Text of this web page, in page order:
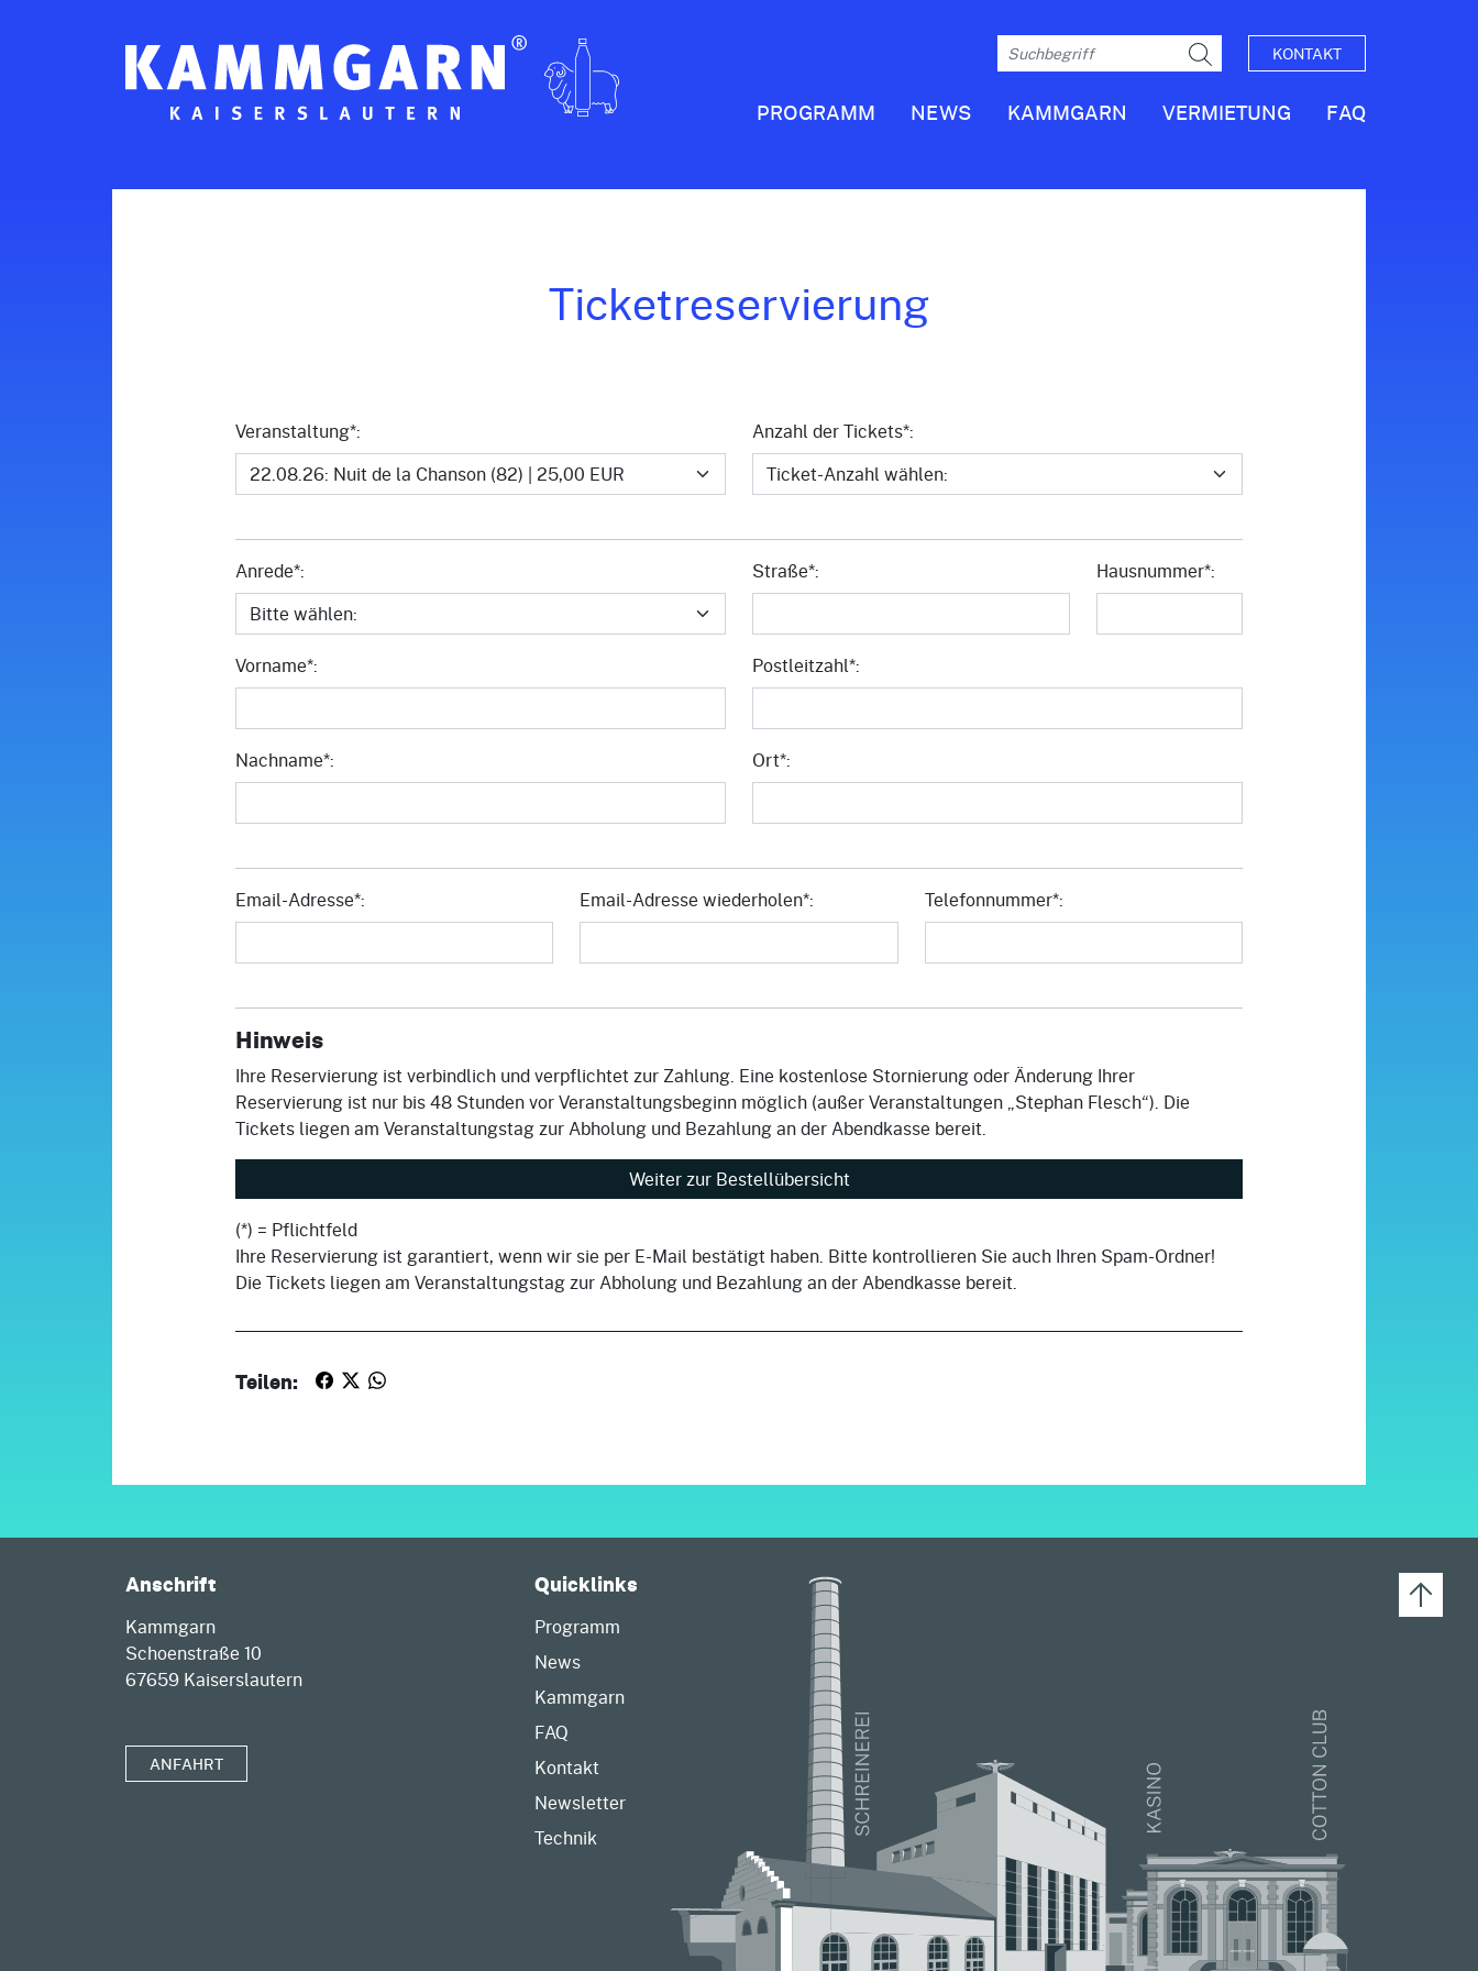
KONTAKT
PROGRAMM NEWS KAMMGARN VERMIETUNG FAQ
Ticketreservierung
Veranstaltung*: Anzahl der Tickets*:
Anrede*:
Vorname*:
Nachname*:
Straße*: Hausnummer*:
Postleitzahl*:
Ort*:
Email-Adresse*: Email-Adresse wiederholen*: Telefonnummer*:
Hinweis
Ihre Reservierung ist verbindlich und verpflichtet zur Zahlung. Eine kostenlose Stornierung oder Änderung Ihrer
Reservierung ist nur bis 48 Stunden vor Veranstaltungsbeginn möglich (außer Veranstaltungen „Stephan Flesch“). Die
Tickets liegen am Veranstaltungstag zur Abholung und Bezahlung an der Abendkasse bereit.
(*) = Pflichtfeld
Ihre Reservierung ist garantiert, wenn wir sie per E-Mail bestätigt haben. Bitte kontrollieren Sie auch Ihren Spam-Ordner!
Die Tickets liegen am Veranstaltungstag zur Abholung und Bezahlung an der Abendkasse bereit.
Teilen:
Anschrift
Kammgarn
Schoenstraße 10
67659 Kaiserslautern
ANFAHRT
Quicklinks
Programm
News
Kammgarn
FAQ
Kontakt
Newsletter
Technik